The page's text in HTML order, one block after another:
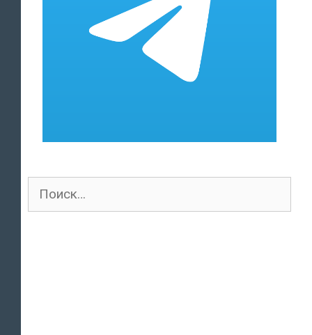
Поиск